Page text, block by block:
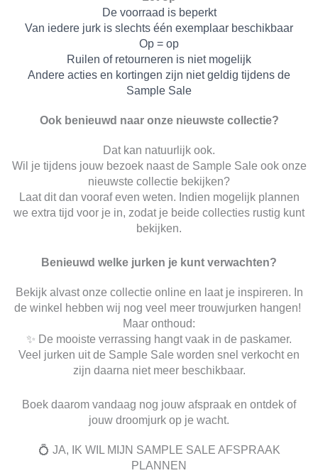
De voorraad is beperkt
Van iedere jurk is slechts één exemplaar beschikbaar
Op = op
Ruilen of retourneren is niet mogelijk
Andere acties en kortingen zijn niet geldig tijdens de
Sample Sale
Ook benieuwd naar onze nieuwste collectie?
Dat kan natuurlijk ook.
Wil je tijdens jouw bezoek naast de Sample Sale ook onze
nieuwste collectie bekijken?
Laat dit dan vooraf even weten. Indien mogelijk plannen
we extra tijd voor je in, zodat je beide collecties rustig kunt
bekijken.
Benieuwd welke jurken je kunt verwachten?
Bekijk alvast onze collectie online en laat je inspireren. In
de winkel hebben wij nog veel meer trouwjurken hangen!
Maar onthoud:
✨ De mooiste verrassing hangt vaak in de paskamer.
Veel jurken uit de Sample Sale worden snel verkocht en
zijn daarna niet meer beschikbaar.
Boek daarom vandaag nog jouw afspraak en ontdek of
jouw droomjurk op je wacht.
💍 JA, IK WIL MIJN SAMPLE SALE AFSPRAAK
PLANNEN